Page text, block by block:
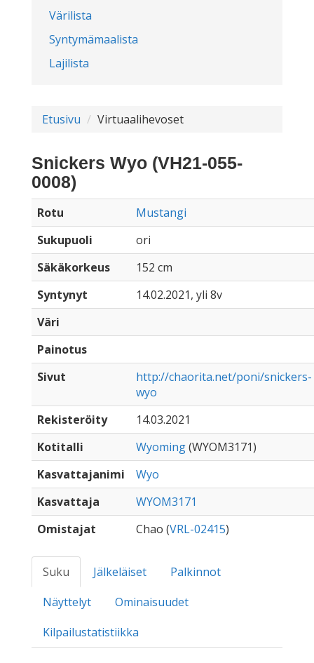
Värilista
Syntymämaalista
Lajilista
Etusivu Virtuaalihevoset
Snickers Wyo (VH21-055-
0008)
Rotu
Mustangi
Sukupuoli
ori
Säkäkorkeus
152 cm
Syntynyt
14.02.2021, yli 8v
Väri
Painotus
Sivut
http://chaorita.net/poni/snickers-
wyo
Rekisteröity
14.03.2021
Kotitalli
Wyoming(WYOM3171)
Kasvattajanimi
Wyo
Kasvattaja
WYOM3171
Omistajat
Chao (VRL-02415)
Suku Jälkeläiset
Palkinnot
Näyttelyt
Ominaisuudet
Kilpailustatistiikka